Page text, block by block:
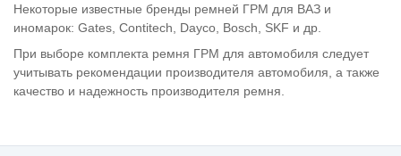
Некоторые известные бренды ремней ГРМ для ВАЗ и
иномарок: Gates, Contitech, Dayco, Bosch, SKF и др.
При выборе комплекта ремня ГРМ для автомобиля следует
учитывать рекомендации производителя автомобиля, а также
качество и надежность производителя ремня.